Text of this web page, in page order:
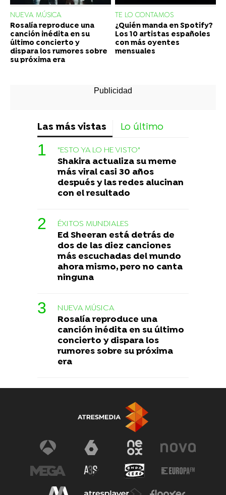
NUEVA MÚSICA
Rosalía reproduce una
canción inédita en su
último concierto y
dispara los rumores sobre
su próxima era
TE LO CONTAMOS
¿Quién manda en Spotify?
Los 10 artistas españoles
con más oyentes
mensuales
Las más vistas Lo último
"ESTO YA LO HE VISTO"
Shakira actualiza su meme
más viral casi 30 años
después y las redes alucinan
con el resultado
ÉXITOS MUNDIALES
Ed Sheeran está detrás de
dos de las diez canciones
más escuchadas del mundo
ahora mismo, pero no canta
ninguna
NUEVA MÚSICA
Rosalía reproduce una
canción inédita en su último
concierto y dispara los
rumores sobre su próxima
era